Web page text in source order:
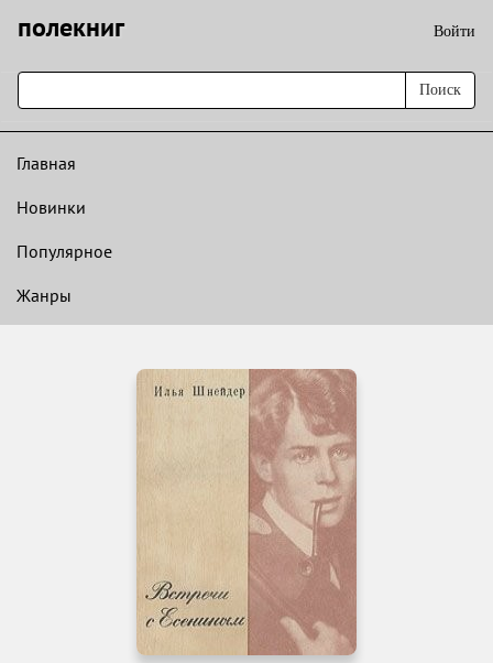
полекниг Войти
Поиск
Главная
Новинки
Популярное
Жанры